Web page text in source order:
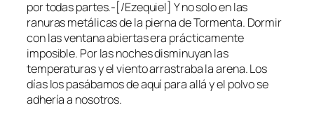
por todas partes.-[/Ezequiel] Y no solo en las
ranuras metálicas de la pierna de Tormenta. Dormir
con las ventana abiertas era prácticamente
imposible. Por las noches disminuyan las
temperaturas y el viento arrastraba la arena. Los
días los pasábamos de aquí para allá y el polvo se
adhería a nosotros.